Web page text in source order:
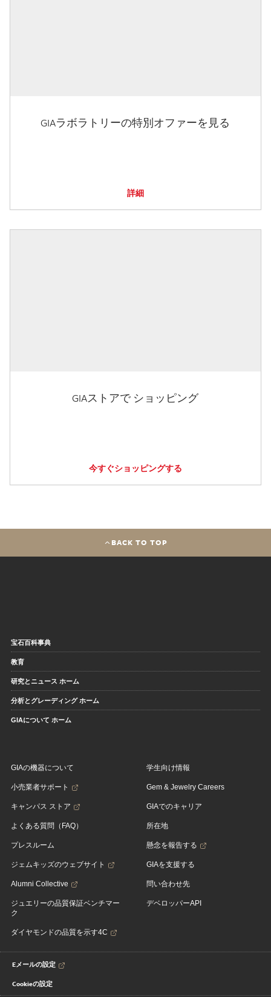
GIAラボラトリーの特別オファーを見る
詳細
GIAストアで ショッピング
今すぐショッピングする
BACK TO TOP
宝石百科事典
教育
研究とニュース ホーム
分析とグレーディング ホーム
GIAについて ホーム
GIAの機器について
小売業者サポート
キャンパス ストア
よくある質問（FAQ）
プレスルーム
ジェムキッズのウェブサイト
Alumni Collective
ジュエリーの品質保証ベンチマー
ク
ダイヤモンドの品質を示す4C
学生向け情報
Gem & Jewelry Careers
GIAでのキャリア
所在地
懸念を報告する
GIAを支援する
問い合わせ先
デベロッパーAPI
Eメールの設定
Cookieの設定